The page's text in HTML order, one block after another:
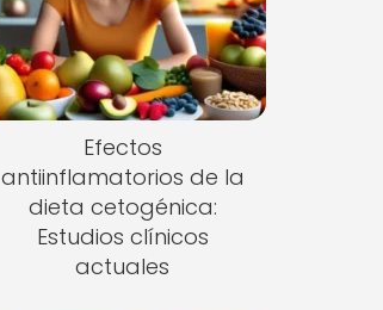
Efectos
antiinflamatorios de la
dieta cetogénica:
Estudios clínicos
actuales